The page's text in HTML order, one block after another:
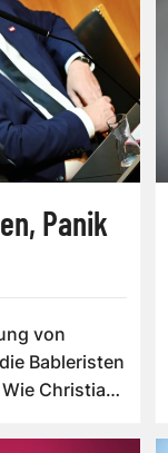
Panik
von
Bableristen
Christian